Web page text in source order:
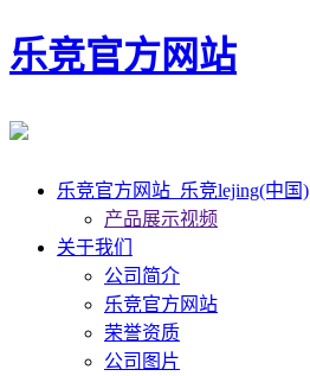
乐竞官方网站
乐竞官方网站_乐竞lejing(中国)
产品展示视频
关于我们
公司简介
乐竞官方网站
荣誉资质
公司图片